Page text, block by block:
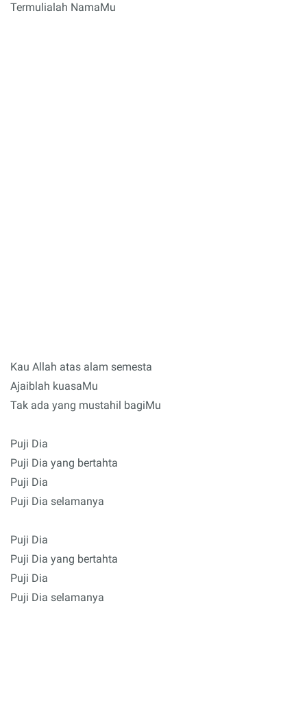
Termulialah NamaMu
Kau Allah atas alam semesta
Ajaiblah kuasaMu
Tak ada yang mustahil bagiMu
Puji Dia
Puji Dia yang bertahta
Puji Dia
Puji Dia selamanya
Puji Dia
Puji Dia yang bertahta
Puji Dia
Puji Dia selamanya